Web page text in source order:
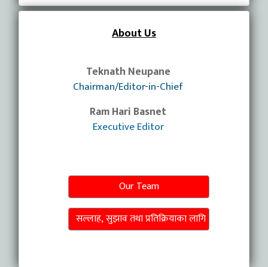
About Us
Teknath Neupane
Chairman/Editor-in-Chief
Ram Hari Basnet
Executive Editor
Our Team
सल्लाह, सुझाव तथा प्रतिक्रियाका लागि